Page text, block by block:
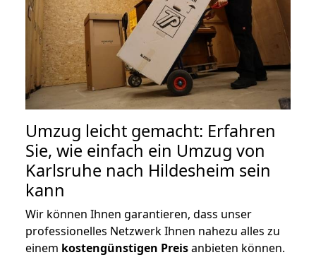
Umzug leicht gemacht: Erfahren
Sie, wie einfach ein Umzug von
Karlsruhe nach Hildesheim sein
kann
Wir können Ihnen garantieren, dass unser
professionelles Netzwerk Ihnen nahezu alles zu
einem kostengünstigen Preisanbieten können.